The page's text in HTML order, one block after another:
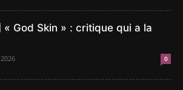
« God Skin » : critique qui a la
0